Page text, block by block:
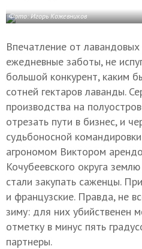
Фото: Игорь Кожевников
Впечатление от
ежедневные заботы, не
большой конкурент, каким
сотней гектаров лаванды.
производства на
отрезать пути в бизнес, и
судьбоносной
агрономом Виктором
Кочубеевского округа
стали закупать саженцы.
и французские. Правда, не
зиму: для них убийственен
отметку в минус пять
партнеры.